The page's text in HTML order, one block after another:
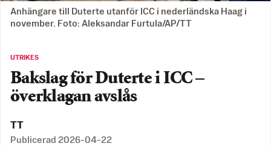
Anhängare till Duterte utanför ICC i nederländska Haag i
november. Foto: Aleksandar Furtula/AP/TT
UTRIKES
Bakslag för Duterte i ICC –
överklagan avslås
TT
Publicerad 2026-04-22